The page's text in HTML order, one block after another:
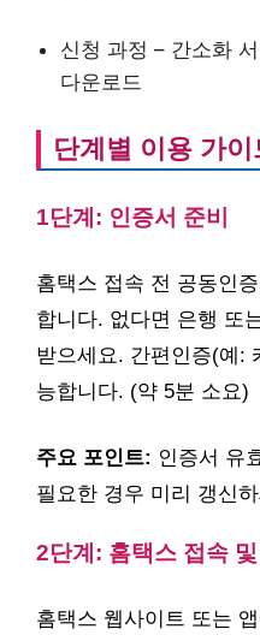
신청 과정 – 간소화
다운로드
단계별 이용 가이
1단계: 인증서 준비
홈택스 접속 전 공동인
합니다. 없다면 은행 또
받으세요. 간편인증(예:
능합니다. (약 5분 소요)
주요 포인트: 인증서 유
필요한 경우 미리 갱신
2단계: 홈택스 접속
홈택스 웹사이트 또는